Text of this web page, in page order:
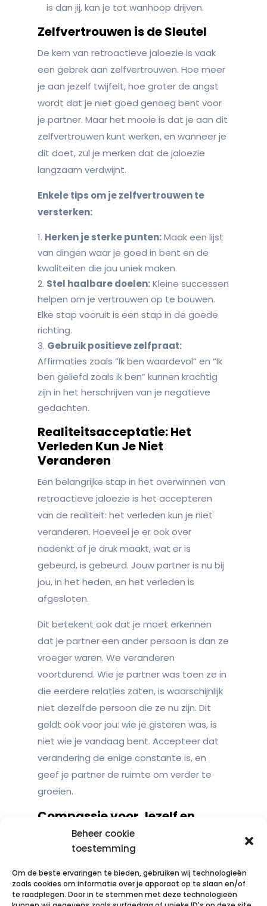
Beheer cookie
toestemming
Om de beste ervaringen te bieden, gebruiken wij technologieën
zoals cookies om informatie over je apparaat op te slaan en/of
te raadplegen. Door in te stemmen met deze technologieën
is dan jij, kan je tot wanhoop drijven.
Zelfvertrouwen is de Sleutel
De kern van retroactieve jaloezie is vaak
een gebrek aan zelfvertrouwen. Hoe meer
je aan jezelf twijfelt, hoe groter de angst
wordt dat je niet goed genoeg bent voor
je partner. Maar het mooie is dat je aan dit
zelfvertrouwen kunt werken, en wanneer je
dit doet, zul je merken dat de jaloezie
langzaam verdwijnt.
Enkele tips om je zelfvertrouwen te
versterken:
Herken je sterke punten:Maak een lijst
van dingen waar je goed in bent en de
kwaliteiten die jou uniek maken.
Stel haalbare doelen:Kleine successen
helpen om je vertrouwen op te bouwen.
Elke stap vooruit is een stap in de goede
richting.
Gebruik positieve zelfpraat:
Affirmaties zoals “Ik ben waardevol” en “Ik
ben geliefd zoals ik ben” kunnen krachtig
zijn in het herschrijven van je negatieve
gedachten.
Realiteitsacceptatie: Het
Verleden Kun Je Niet
Veranderen
Een belangrijke stap in het overwinnen van
retroactieve jaloezie is het accepteren
van de realiteit: het verleden kun je niet
veranderen. Hoeveel je er ook over
nadenkt of je druk maakt, wat er is
gebeurd, is gebeurd. Jouw partner is nu bij
jou, in het heden, en het verleden is
afgesloten.
Dit betekent ook dat je moet erkennen
dat je partner een ander persoon is dan ze
vroeger waren. We veranderen
voortdurend. Wie je partner was toen ze in
die eerdere relaties zaten, is waarschijnlijk
niet dezelfde persoon die ze nu zijn. Dit
geldt ook voor jou: wie je gisteren was, is
niet wie je vandaag bent. Accepteer dat
verandering de enige constante is, en
geef je partner de ruimte om verder te
groeien.
Compassie voor Jezelf en
Anderen
Het is belangrijk om te beseffen dat je, net
zoals jij je eigen fouten en tekortkomingen
accepteert, ook je partner’s verleden met
compassie kunt bekijken. Ontwikkel begrip